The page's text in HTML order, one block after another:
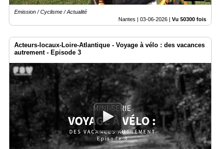
Emission / Cyclisme / Actualité
Nantes | 03-06-2026 | Vu 50300 fois
Acteurs-locaux-Loire-Atlantique - Voyage à vélo : des vacances
autrement - Episode 3